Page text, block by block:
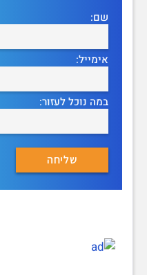
שם:
אימייל:
במה נוכל לעזור: